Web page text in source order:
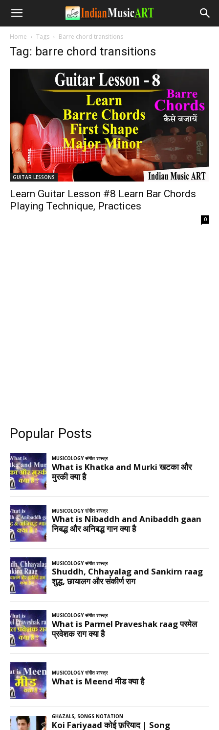
Home Tags Barre chord transitions
Tag: barre chord transitions
GUITAR LESSONS
Learn Guitar Lesson #8 Learn Bar Chords
Playing Technique, Practices
- 0
Popular Posts